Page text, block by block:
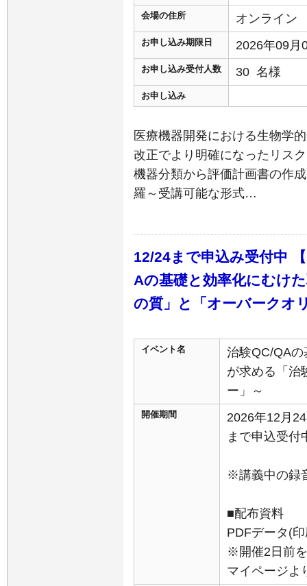
会場の住所 オンライン
お申し込み期限日 2026年09月
お申し込み受付人数 30 名様
お申し込み
医療機器開発における生物学
改正でより明確になったリス
機器分類から評価計画書の作
羅～受講可能な形式…
12/24まで申込み受付中
Aの基礎と効率化にむけ
の質」と「オーバークオ
イベント名
治験QC/QA
が求める「治
ー」～
開催期間
2026年12月
まで申込受付
※講義中の録
■配布資料
PDFデータ(
※開催2日前
マイページよ